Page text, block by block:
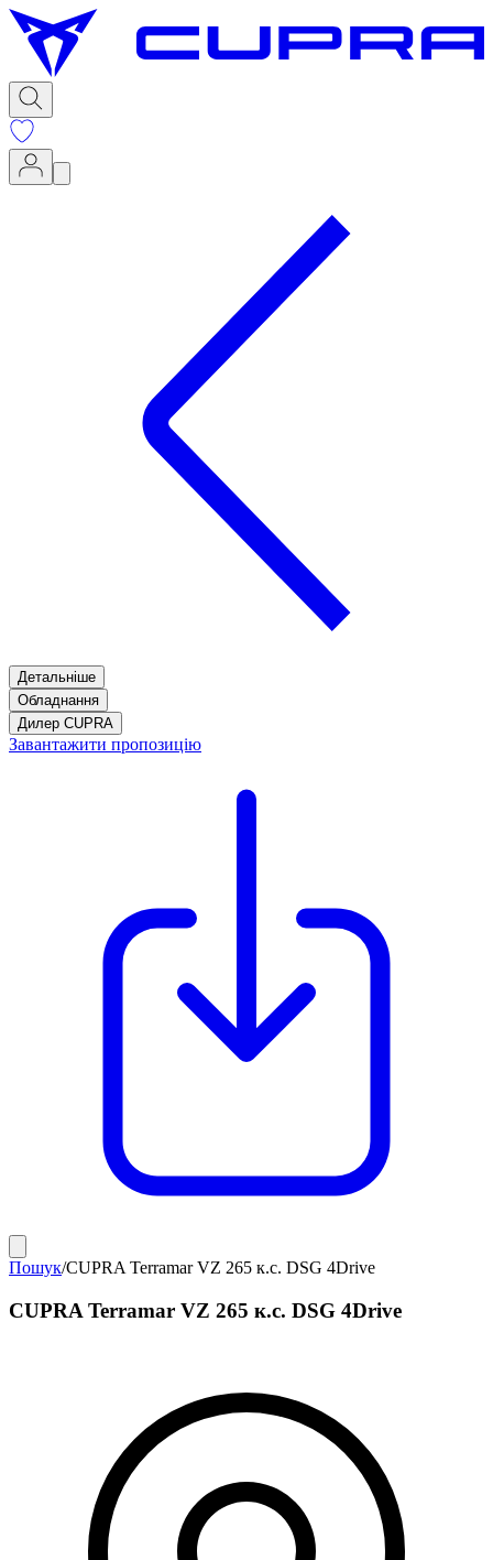
Детальніше
Обладнання
Дилер CUPRA
Завантажити пропозицію
Пошук/CUPRA Terramar VZ 265 к.с. DSG 4Drive
CUPRA Terramar VZ 265 к.с. DSG 4Drive